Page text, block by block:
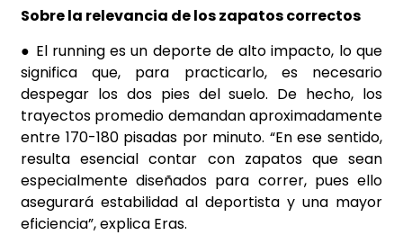
Sobre la relevancia de los zapatos correctos
● El running es un deporte de alto impacto, lo que
significa que, para practicarlo, es necesario
despegar los dos pies del suelo. De hecho, los
trayectos promedio demandan aproximadamente
entre 170-180 pisadas por minuto. “En ese sentido,
resulta esencial contar con zapatos que sean
especialmente diseñados para correr, pues ello
asegurará estabilidad al deportista y una mayor
eficiencia”, explica Eras.